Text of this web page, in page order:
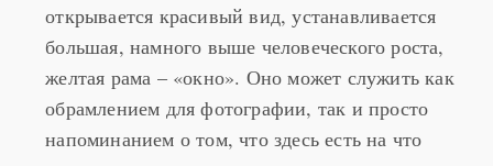
большая, намного выше человеческого роста,
желтая рама – «окно». Оно может служить как
обрамлением для фотографии, так и просто
напоминанием о том, что здесь есть на что
посмотреть.